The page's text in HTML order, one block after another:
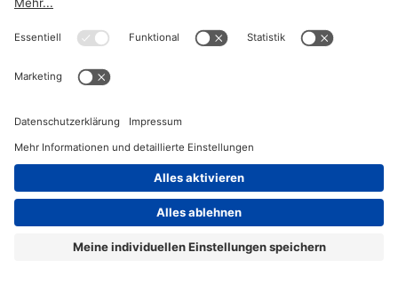
Kommentar: Die Sozialversicherung macht
4. Dezember 2017